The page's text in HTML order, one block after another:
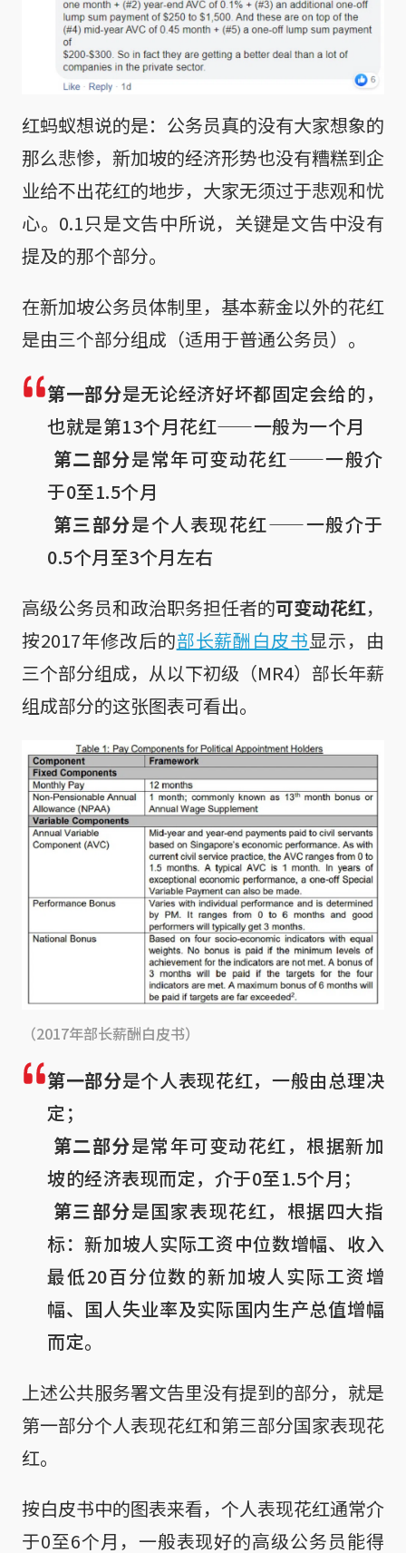
红蚂蚁想说的是：公务员真的没有大家想象的
那么悲惨，新加坡的经济形势也没有糟糕到企
业给不出花红的地步，大家无须过于悲观和忧
心。0.1只是文告中所说，关键是文告中没有
提及的那个部分。
在新加坡公务员体制里，基本薪金以外的花红
是由三个部分组成（适用于普通公务员）。
第一部分是无论经济好坏都固定会给的，
也就是第13个月花红——一般为一个月
第二部分是常年可变动花红——一般介
于0至1.5个月
第三部分是个人表现花红——一般介于
0.5个月至3个月左右
高级公务员和政治职务担任者的可变动花红，
按2017年修改后的部长薪酬白皮书显示，由
三个部分组成，从以下初级（MR4）部长年薪
组成部分的这张图表可看出。
（2017年部长薪酬白皮书）
第一部分是个人表现花红，一般由总理决
定；
第二部分是常年可变动花红，根据新加
坡的经济表现而定，介于0至1.5个月；
第三部分是国家表现花红，根据四大指
标：新加坡人实际工资中位数增幅、收入
最低20百分位数的新加坡人实际工资增
幅、国人失业率及实际国内生产总值增幅
而定。
上述公共服务署文告里没有提到的部分，就是
第一部分个人表现花红和第三部分国家表现花
红。
按白皮书中的图表来看，个人表现花红通常介
于0至6个月，一般表现好的高级公务员能得